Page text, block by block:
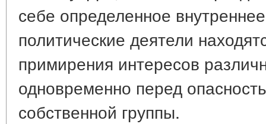
себе определенное
политические деятели
примирения интересов
одновременно перед
собственной группы.